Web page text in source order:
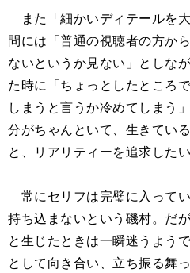
また「細かいディテールを
問には「普通の視聴者の方か
ないというか見ない」としな
た時に「ちょっとしたところ
しまうと言うか冷めてしまう
分がちゃんといて、生きてい
と、リアリティーを追求したい
常にセリフは完璧に入って
持ち込まないという磯村。だ
と生じたときは一瞬迷うよう
として向き合い、立ち振る舞